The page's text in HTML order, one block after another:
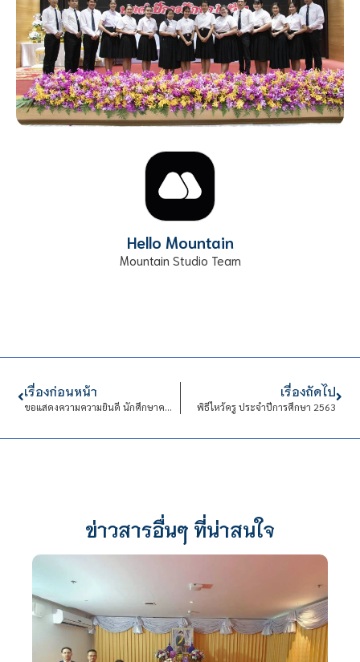
Hello Mountain
Mountain Studio Team
เรื่องก่อนหน้า
ขอแสดงความความยินดี นักศึกษาคณะบริหารธุรกิจ คว้ารางวัลรองชนะเลิศอันดับ 2 ผลงาน ข้าวแต๋นปักษ์ใต้
เรื่องถัดไป
พิธีไหว้ครู ประจำปีการศึกษา 2563
ข่าวสารอื่นๆ ที่น่าสนใจ